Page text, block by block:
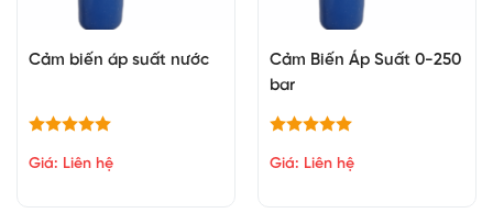
Cảm biến áp suất nước
Giá: Liên hệ
Cảm Biến Áp Suất 0-250
bar
Giá: Liên hệ